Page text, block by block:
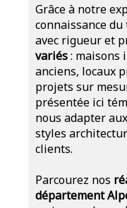
Grâce à notre
connaissance
avec rigueur et
variés: maisons
anciens, locaux
projets sur
présentée ici
nous adapter
styles
clients.
Parcourez nos
département